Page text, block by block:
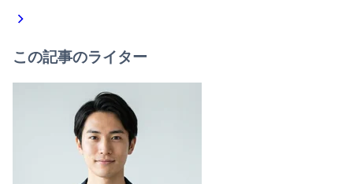
この記事のライター